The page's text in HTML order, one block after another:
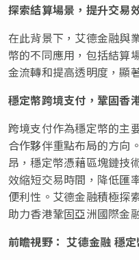
探索結算場景，提升交易
在此背景下，艾德金融與
幣的不同應用，包括結算
金流轉和提高透明度，顯
穩定幣跨境支付，鞏固香
跨境支付作為穩定幣的主
合作夥伴重點布局的方向
昂，穩定幣憑藉區塊鏈技
效縮短交易時間，降低匯
便利性。艾德金融積極探
助力香港鞏固亞洲國際金
前瞻視野： 艾德金融 穩